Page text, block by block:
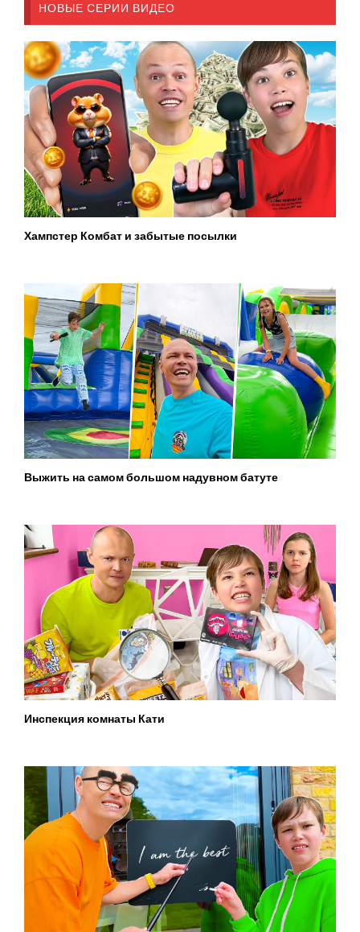
НОВЫЕ СЕРИИ ВИДЕО
Хампстер Комбат и забытые посылки
Выжить на самом большом надувном батуте
Инспекция комнаты Кати